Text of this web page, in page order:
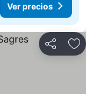
Ver precios
Compartir